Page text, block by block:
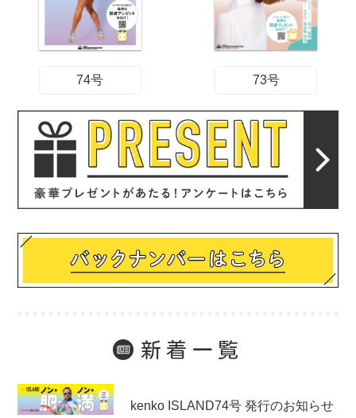
74号 73号
新着一覧
kenko ISLAND74号 発行のお知らせ